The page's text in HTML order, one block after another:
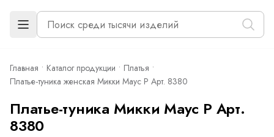
Главная Каталог продукции
Платья
Платье-туника женская Микки Маус Р Арт. 8380
Платье-туника Микки Маус Р Арт.
8380